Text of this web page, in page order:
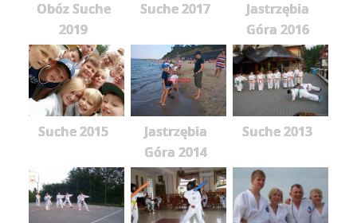
Obóz Suche
2019
Suche 2017
Jastrzębia
Góra 2016
Suche 2015
Jastrzębia
Góra 2014
Suche 2013